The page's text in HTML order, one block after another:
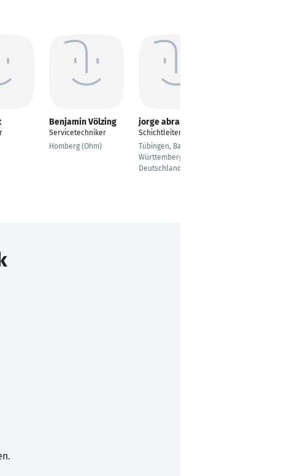
Benjamin Völzing
Servicetechniker
Homberg (Ohm)
jorge abrantes
Schichtleiter
Tübingen, Baden-
Württemberg,
Deutschland